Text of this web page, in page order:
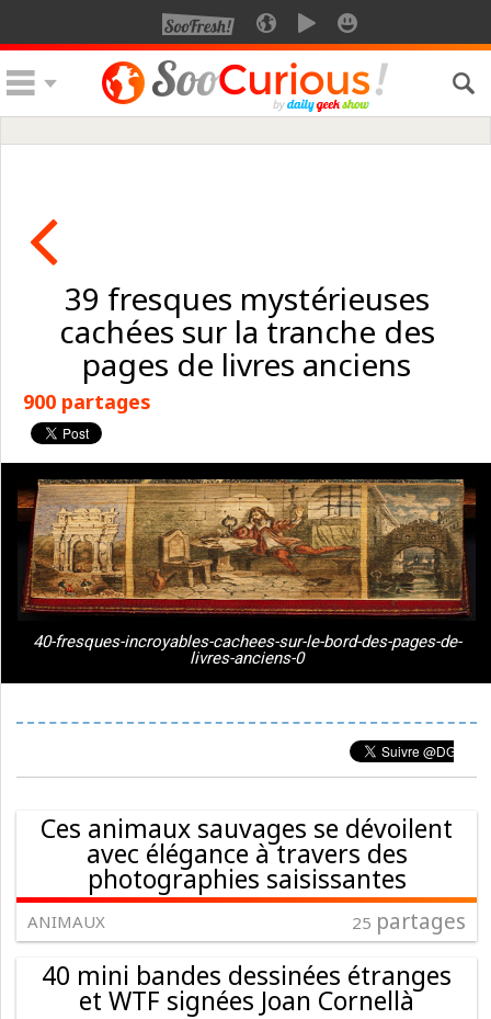
39 fresques mystérieuses
cachées sur la tranche des
pages de livres anciens
900 partages
40-fresques-incroyables-cachees-sur-le-bord-des-pages-de-
livres-anciens-0
Ces animaux sauvages se dévoilent
avec élégance à travers des
photographies saisissantes
ANIMAUX 25 partages
40 mini bandes dessinées étranges
et WTF signées Joan Cornellà